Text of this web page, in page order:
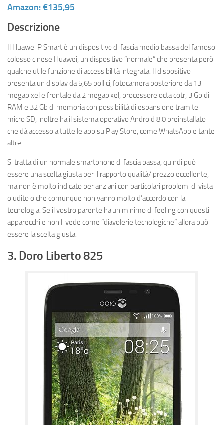
Amazon: €135,95
Descrizione
Il Huawei P Smart è un dispositivo di fascia medio bassa del famoso
colosso cinese Huawei, un dispositivo “normale” che presenta però
qualche utile funzione di accessibilità integrata. Il dispositivo
presenta un display da 5,65 pollici, fotocamera posteriore da 13
megapixel e frontale da 2 megapixel, processore octa cotr, 3 Gb di
RAM e 32 Gb di memoria con possibilità di espansione tramite
micro SD, inoltre ha il sistema operativo Android 8.0 preinstallato
che dà accesso a tutte le app su Play Store, come WhatsApp e tante
altre.
Si tratta di un normale smartphone di fascia bassa, quindi può
essere una scelta giusta per il rapporto qualità/ prezzo eccellente,
ma non è molto indicato per anziani con particolari problemi di vista
o udito o che comunque non vanno molto d’accordo con la
tecnologia. Se il vostro parente ha un minimo di feeling con questi
apparecchi e non li vede come “diavolerie tecnologiche” allora può
essere la scelta giusta.
3. Doro Liberto 825